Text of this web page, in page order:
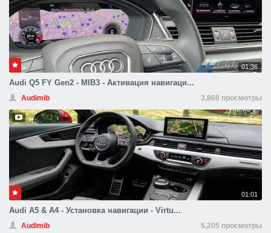
01:36
Audi Q5 FY Gen2 - MIB3 - Активация навигаци...
Audimib 3,868 просмотры
01:01
Audi A5 & A4 - Установка навигации - Virtu...
Audimib 5,205 просмотры